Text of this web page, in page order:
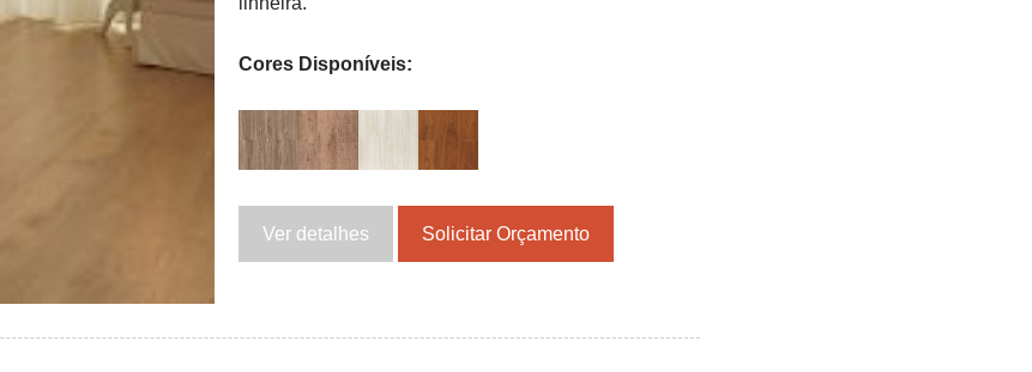
Cores Disponíveis:
Ver detalhes Solicitar Orçamento